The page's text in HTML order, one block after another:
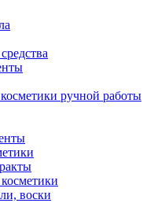
ручной работы
воски